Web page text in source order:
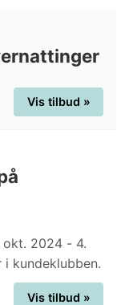
Vis tilbud »
okt. 2024 - 4.
kundeklubben.
Vis tilbud »